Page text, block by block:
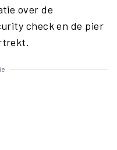
over de
check en de pier